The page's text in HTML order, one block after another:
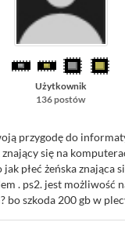
Użytkownik
136 postów
przygodę do
się na
płeć żeńska znająca
. ps2. jest możliwość
bo szkoda 200 gb w